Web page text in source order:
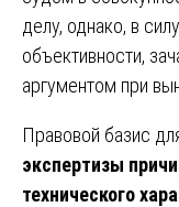
делу, однако, в
объективности,
аргументом при
Правовой базис
экспертизы
технического